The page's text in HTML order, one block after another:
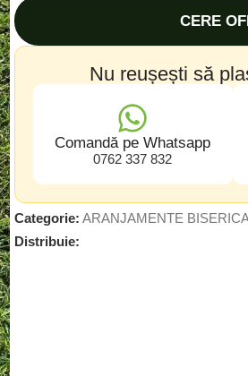
CERE
Nu reușești să
Comandă pe Whatsapp
0762 337 832
Categorie: ARANJAMENTE
Distribuie: